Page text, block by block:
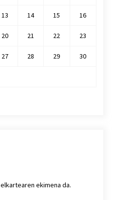
13 14 15 16
20 21 22 23
27 28 29 30
elkartearen ekimena da.